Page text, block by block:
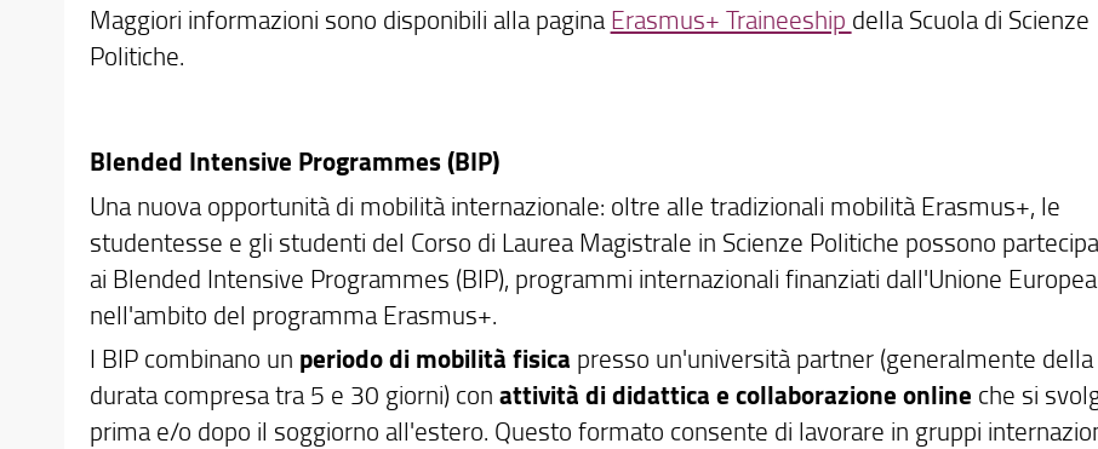
Maggiori informazioni sono disponibili alla paginaErasmus+ Traineeship della Scuola di Scienze
Politiche.
Blended Intensive Programmes (BIP)
Una nuova opportunità di mobilità internazionale: oltre alle tradizionali mobilità Erasmus+, le
studentesse e gli studenti del Corso di Laurea Magistrale in Scienze Politiche possono
ai Blended Intensive Programmes (BIP), programmi internazionali finanziati dall'Unione Europea
nell'ambito del programma Erasmus+.
I BIP combinano un periodo di mobilità fisica presso un'università partner (generalmente della
durata compresa tra 5 e 30 giorni) con attività di didattica e collaborazione online che si
prima e/o dopo il soggiorno all'estero. Questo formato consente di lavorare in gruppi